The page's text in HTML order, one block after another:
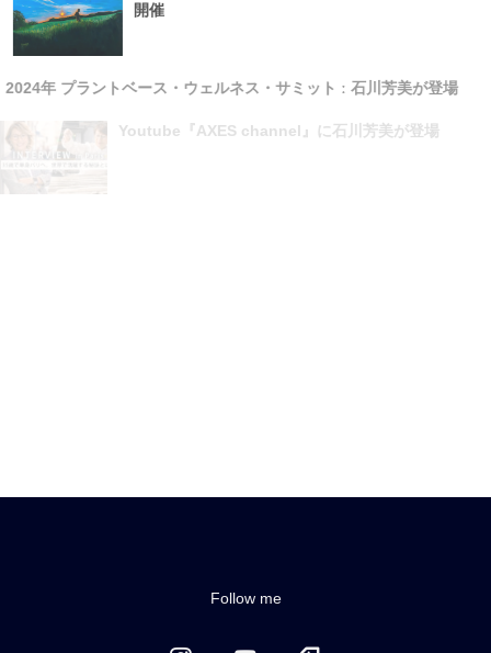
開催
2024年 プラントベース・ウェルネス・サミット ː 石川芳美が登場
Youtube『AXES channel』に石川芳美が登場
Follow me